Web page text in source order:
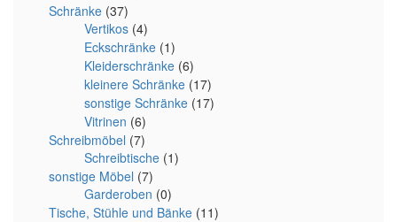
Schränke (37)
Vertikos (4)
Eckschränke (1)
Kleiderschränke (6)
kleinere Schränke (17)
sonstige Schränke (17)
Vitrinen (6)
Schreibmöbel (7)
Schreibtische (1)
sonstige Möbel (7)
Garderoben (0)
Tische, Stühle und Bänke (11)